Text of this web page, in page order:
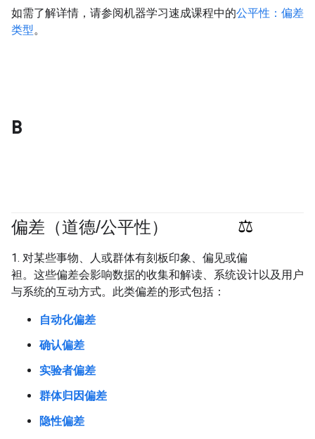
如需了解详情，请参阅机器学习速成课程中的公平性：偏差
类型。
B
偏差（道德/公平性） #fundamentals
1. 对某些事物、人或群体有刻板印象、偏见或偏
袒。这些偏差会影响数据的收集和解读、系统设计以及用户
与系统的互动方式。此类偏差的形式包括：
自动化偏差
确认偏差
实验者偏差
群体归因偏差
隐性偏差